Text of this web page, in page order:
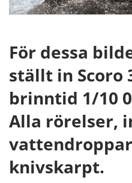
För dessa
ställt in Scoro
brinntid 1/10
Alla rörelser,
knivskarpt.